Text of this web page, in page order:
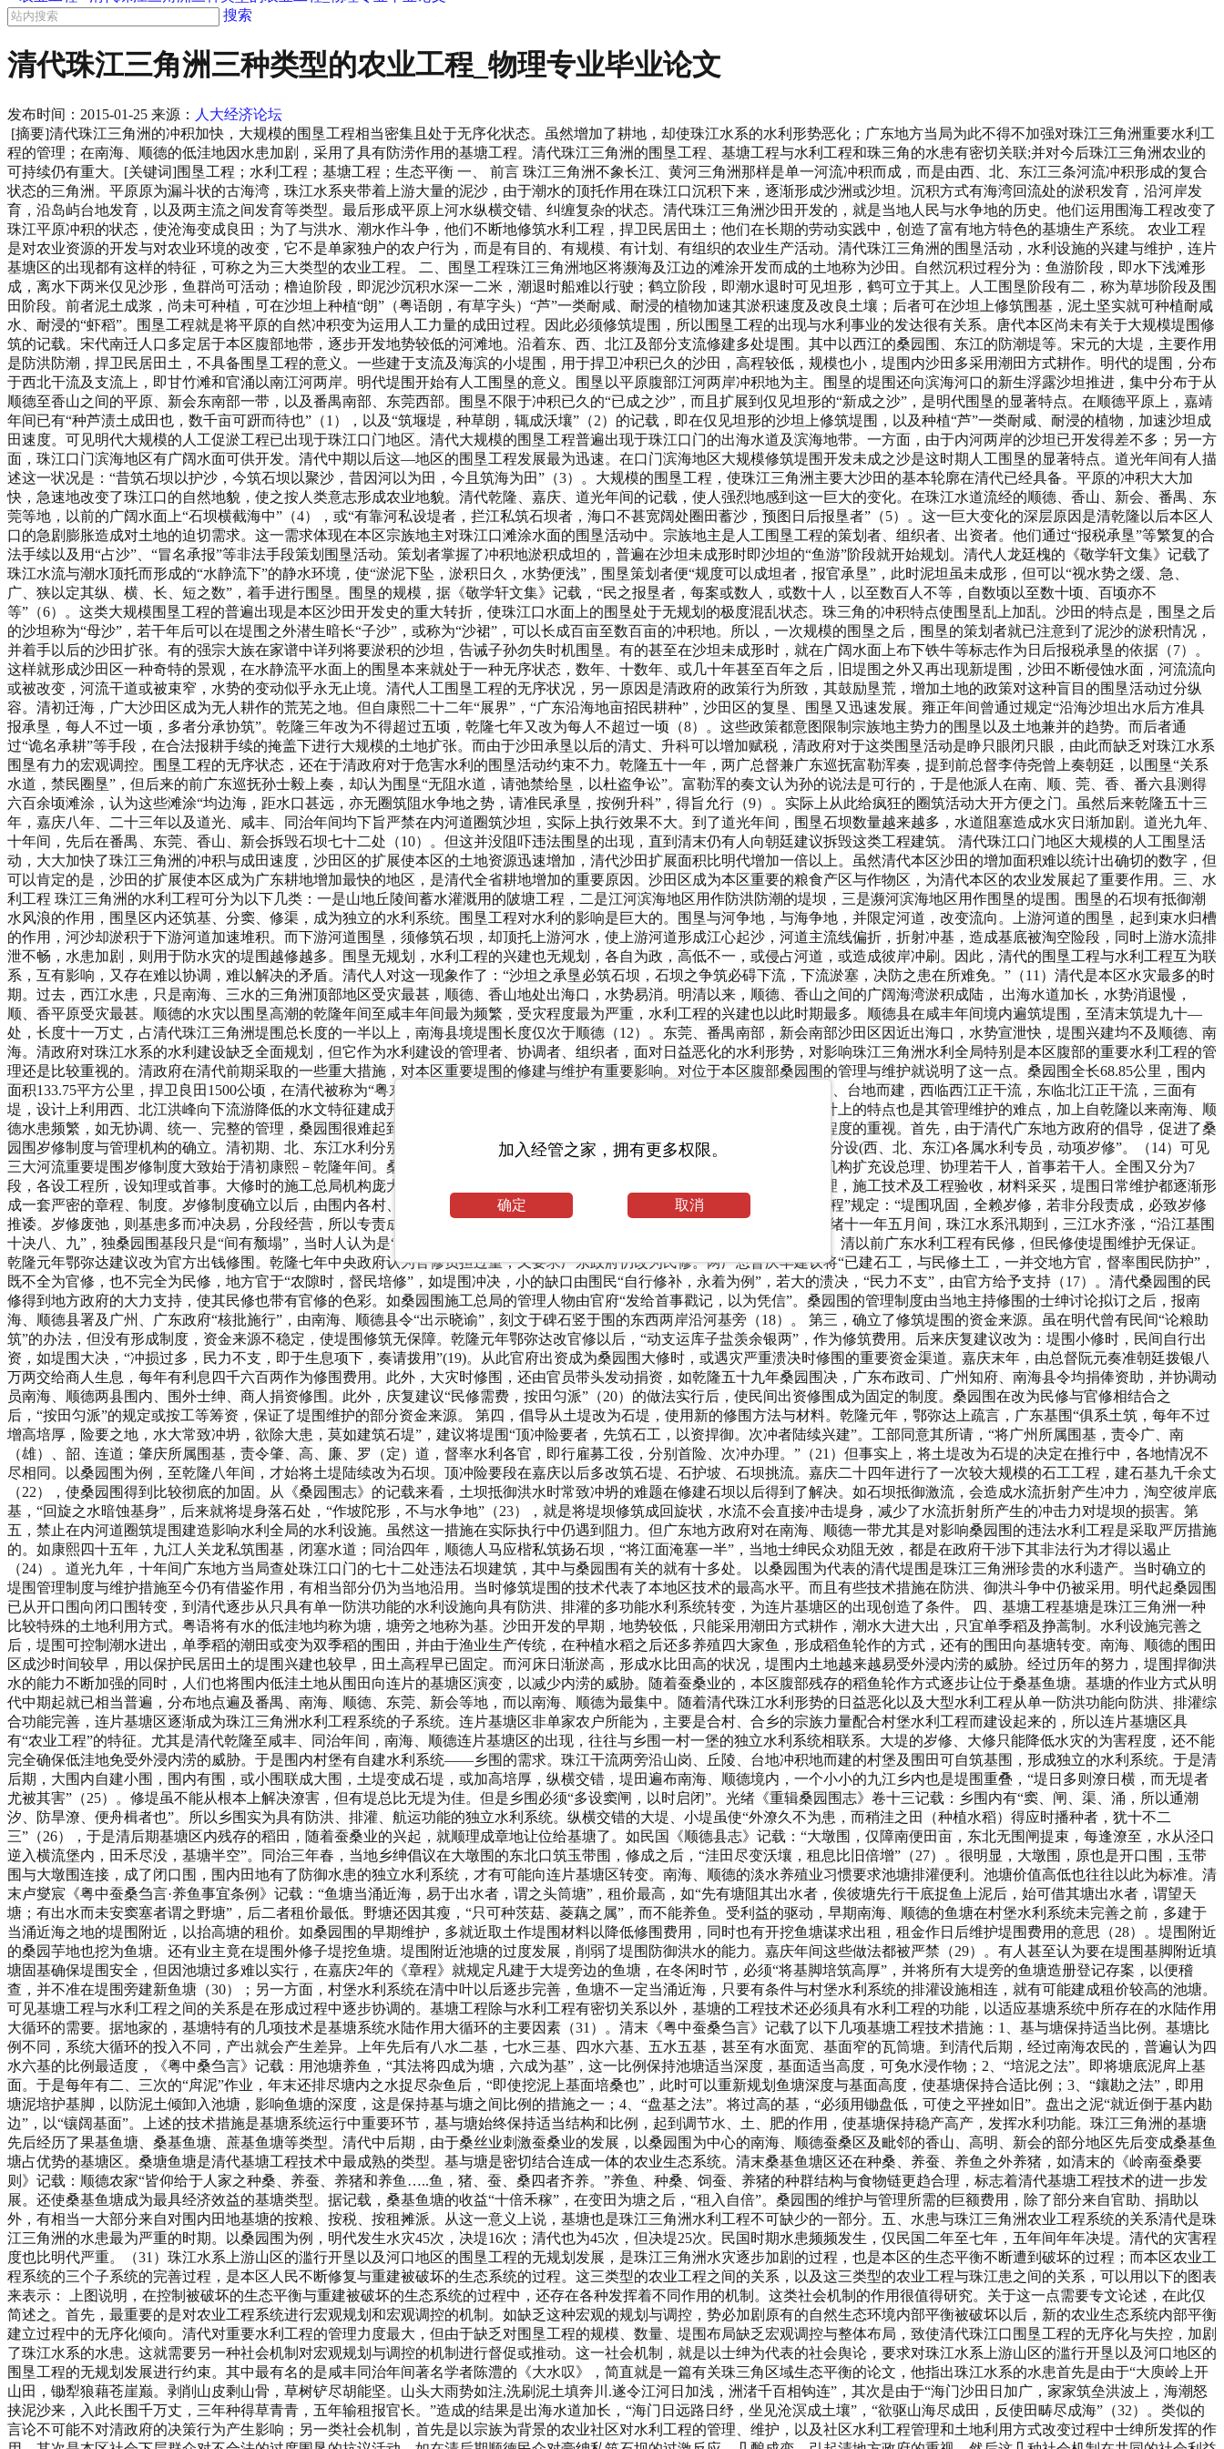
搜索
清代珠江三角洲三种类型的农业工程_物理专业毕业论文
发布时间： 2015-01-25 来源： 人大经济论坛
[摘要]清代珠江三角洲的冲积加快，大规模的围垦工程相当密集且处于无序化状态。虽然增加了耕地，却使珠江水系的水利形势恶化；广东地方当局为此不得不加强对珠江三角洲重要水利工程的管理；在南海、顺德的低洼地因水患加剧，采用了具有防涝作用的基塘工程。清代珠江三角洲的围垦工程、基塘工程与水利工程和珠三角的水患有密切关联;并对今后珠江三角洲农业的可持续仍有重大。[关键词]围垦工程；水利工程；基塘工程；生态平衡 一、 前言 珠江三角洲不象长江、黄河三角洲那样是单一河流冲积而成，而是由西、北、东江三条河流冲积形成的复合状态的三角洲。平原原为漏斗状的古海湾，珠江水系夹带着上游大量的泥沙，由于潮水的顶托作用在珠江口沉积下来，逐渐形成沙洲或沙坦。沉积方式有海湾回流处的淤积发育，沿河岸发育，沿岛屿台地发育，以及两主流之间发育等类型。最后形成平原上河水纵横交错、纠缠复杂的状态。清代珠江三角洲沙田开发的，就是当地人民与水争地的历史。他们运用围海工程改变了珠江平原冲积的状态，使沧海变成良田；为了与洪水、潮水作斗争，他们不断地修筑水利工程，捍卫民居田土；他们在长期的劳动实践中，创造了富有地方特色的基塘生产系统。 农业工程是对农业资源的开发与对农业环境的改变，它不是单家独户的农户行为，而是有目的、有规模、有计划、有组织的农业生产活动。清代珠江三角洲的围垦活动，水利设施的兴建与维护，连片基塘区的出现都有这样的特征，可称之为三大类型的农业工程。 二、围垦工程珠江三角洲地区将濒海及江边的滩涂开发而成的土地称为沙田。自然沉积过程分为：鱼游阶段，即水下浅滩形成，离水下两米仅见沙形，鱼群尚可活动；橹迫阶段，即泥沙沉积水深一二米，潮退时船难以行驶；鹤立阶段，即潮水退时可见坦形，鹤可立于其上。人工围垦阶段有二，称为草埗阶段及围田阶段。前者泥土成浆，尚未可种植，可在沙坦上种植“朗”（粤语朗，有草字头）“芦”一类耐咸、耐浸的植物加速其淤积速度及改良土壤；后者可在沙坦上修筑围基，泥土坚实就可种植耐咸水、耐浸的“虾稻”。围垦工程就是将平原的自然冲积变为运用人工力量的成田过程。因此必须修筑堤围，所以围垦工程的出现与水利事业的发达很有关系。唐代本区尚未有关于大规模堤围修筑的记载。宋代南迁人口多定居于本区腹部地带，逐步开发地势较低的河滩地。沿着东、西、北江及部分支流修建多处堤围。其中以西江的桑园围、东江的防潮堤等。宋元的大堤，主要作用是防洪防潮，捍卫民居田土，不具备围垦工程的意义。一些建于支流及海滨的小堤围，用于捍卫冲积已久的沙田，高程较低，规模也小，堤围内沙田多采用潮田方式耕作。明代的堤围，分布于西北干流及支流上，即甘竹滩和官涌以南江河两岸。明代堤围开始有人工围垦的意义。围垦以平原腹部江河两岸冲积地为主。围垦的堤围还向滨海河口的新生浮露沙坦推进，集中分布于从顺德至香山之间的平原、新会东南部一带，以及番禺南部、东莞西部。围垦不限于冲积已久的“已成之沙”，而且扩展到仅见坦形的“新成之沙”，是明代围垦的显著特点。在顺德平原上，嘉靖年间已有“种芦渍土成田也，数千亩可趼而待也”（1），以及“筑堰堤，种草朗，辄成沃壤”（2）的记载，即在仅见坦形的沙坦上修筑堤围，以及种植“芦”一类耐咸、耐浸的植物，加速沙坦成田速度。可见明代大规模的人工促淤工程已出现于珠江口门地区。清代大规模的围垦工程普遍出现于珠江口门的出海水道及滨海地带。一方面，由于内河两岸的沙坦已开发得差不多；另一方面，珠江口门滨海地区有广阔水面可供开发。清代中期以后这—地区的围垦工程发展最为迅速。在口门滨海地区大规模修筑堤围开发未成之沙是这时期人工围垦的显著特点。道光年间有人描述这一状况是：“昔筑石坝以护沙，今筑石坝以聚沙，昔因河以为田，今且筑海为田”（3）。大规模的围垦工程，使珠江三角洲主要大沙田的基本轮廓在清代已经具备。平原的冲积大大加快，急速地改变了珠江口的自然地貌，使之按人类意志形成农业地貌。清代乾隆、嘉庆、道光年间的记载，使人强烈地感到这一巨大的变化。在珠江水道流经的顺德、香山、新会、番禺、东莞等地，以前的广阔水面上“石坝横截海中”（4），或“有靠河私设堤者，拦江私筑石坝者，海口不甚宽阔处圈田蓄沙，预图日后报垦者”（5）。这一巨大变化的深层原因是清乾隆以后本区人口的急剧膨胀造成对土地的迫切需求。这一需求体现在本区宗族地主对珠江口滩涂水面的围垦活动中。宗族地主是人工围垦工程的策划者、组织者、出资者。他们通过“报税承垦”等繁复的合法手续以及用“占沙”、“冒名承报”等非法手段策划围垦活动。策划者掌握了冲积地淤积成坦的，普遍在沙坦未成形时即沙坦的“鱼游”阶段就开始规划。清代人龙廷槐的《敬学轩文集》记载了珠江水流与潮水顶托而形成的“水静流下”的静水环境，使“淤泥下坠，淤积日久，水势便浅”，围垦策划者便“规度可以成坦者，报官承垦”，此时泥坦虽未成形，但可以“视水势之缓、急、广、狭以定其纵、横、长、短之数”，着手进行围垦。围垦的规模，据《敬学轩文集》记载，“民之报垦者，每案或数人，或数十人，以至数百人不等，自数顷以至数十顷、百顷亦不等”（6）。这类大规模围垦工程的普遍出现是本区沙田开发史的重大转折，使珠江口水面上的围垦处于无规划的极度混乱状态。珠三角的冲积特点使围垦乱上加乱。沙田的特点是，围垦之后的沙坦称为“母沙”，若干年后可以在堤围之外潜生暗长“子沙”，或称为“沙裙”，可以长成百亩至数百亩的冲积地。所以，一次规模的围垦之后，围垦的策划者就已注意到了泥沙的淤积情况，并着手以后的沙田扩张。有的强宗大族在家谱中详列将要淤积的沙坦，告诫子孙勿失时机围垦。有的甚至在沙坦未成形时，就在广阔水面上布下铁牛等标志作为日后报税承垦的依据（7）。这样就形成沙田区一种奇特的景观，在水静流平水面上的围垦本来就处于一种无序状态，数年、十数年、或几十年甚至百年之后，旧堤围之外又再出现新堤围，沙田不断侵蚀水面，河流流向或被改变，河流干道或被束窄，水势的变动似乎永无止境。清代人工围垦工程的无序状况，另一原因是清政府的政策行为所致，其鼓励垦荒，增加土地的政策对这种盲目的围垦活动过分纵容。清初迁海，广大沙田区成为无人耕作的荒芜之地。但自康熙二十二年“展界”，“广东沿海地亩招民耕种”，沙田区的复垦、围垦又迅速发展。雍正年间曾通过规定“沿海沙坦出水后方准具报承垦，每人不过一顷，多者分承协筑”。乾隆三年改为不得超过五顷，乾隆七年又改为每人不超过一顷（8）。这些政策都意图限制宗族地主势力的围垦以及土地兼并的趋势。而后者通过“诡名承耕”等手段，在合法报耕手续的掩盖下进行大规模的土地扩张。而由于沙田承垦以后的清丈、升科可以增加赋税，清政府对于这类围垦活动是睁只眼闭只眼，由此而缺乏对珠江水系围垦有力的宏观调控。围垦工程的无序状态，还在于清政府对于危害水利的围垦活动约束不力。乾隆五十一年，两广总督兼广东巡抚富勒浑奏，提到前总督李侍尧曾上奏朝廷，以围垦“关系水道，禁民圈垦”，但后来的前广东巡抚孙士毅上奏，却认为围垦“无阻水道，请弛禁给垦，以杜盗争讼”。富勒浑的奏文认为孙的说法是可行的，于是他派人在南、顺、莞、香、番六县测得六百余顷滩涂，认为这些滩涂“均边海，距水口甚远，亦无圈筑阻水争地之势，请准民承垦，按例升科”，得旨允行（9）。实际上从此给疯狂的圈筑活动大开方便之门。虽然后来乾隆五十三年，嘉庆八年、二十三年以及道光、咸丰、同治年间均下旨严禁在内河道圈筑沙坦，实际上执行效果不大。到了道光年间，围垦石坝数量越来越多，水道阻塞造成水灾日渐加剧。道光九年、十年间，先后在番禺、东莞、香山、新会拆毁石坝七十二处（10）。但这并没阻吓违法围垦的出现，直到清末仍有人向朝廷建议拆毁这类工程建筑。 清代珠江口门地区大规模的人工围垦活动，大大加快了珠江三角洲的冲积与成田速度，沙田区的扩展使本区的土地资源迅速增加，清代沙田扩展面积比明代增加一倍以上。虽然清代本区沙田的增加面积难以统计出确切的数字，但可以肯定的是，沙田的扩展使本区成为广东耕地增加最快的地区，是清代全省耕地增加的重要原因。沙田区成为本区重要的粮食产区与作物区，为清代本区的农业发展起了重要作用。三、水利工程 珠江三角洲的水利工程可分为以下几类：一是山地丘陵间蓄水灌溉用的陂塘工程，二是江河滨海地区用作防洪防潮的堤坝，三是濒河滨海地区用作围垦的堤围。围垦的石坝有抵御潮水风浪的作用，围垦区内还筑基、分窦、修渠，成为独立的水利系统。围垦工程对水利的影响是巨大的。围垦与河争地，与海争地，并限定河道，改变流向。上游河道的围垦，起到束水归槽的作用，河沙却淤积于下游河道加速堆积。而下游河道围垦，须修筑石坝，却顶托上游河水，使上游河道形成江心起沙，河道主流线偏折，折射冲基，造成基底被淘空险段，同时上游水流排泄不畅，水患加剧，则用于防水灾的堤围越修越多。围垦无规划，水利工程的兴建也无规划，各自为政，高低不一，或侵占河道，或造成彼岸冲刷。因此，清代的围垦工程与水利工程互为联系，互有影响，又存在难以协调，难以解决的矛盾。清代人对这一现象作了：“沙坦之承垦必筑石坝，石坝之争筑必碍下流，下流淤塞，决防之患在所难免。”（11）清代是本区水灾最多的时期。过去，西江水患，只是南海、三水的三角洲顶部地区受灾最甚，顺德、香山地处出海口，水势易消。明清以来，顺德、香山之间的广阔海湾淤积成陆， 出海水道加长，水势消退慢，顺、香平原受灾最甚。顺德的水灾以围垦高潮的乾隆年间至咸丰年间最为频繁，受灾程度最为严重，水利工程的兴建也以此时期最多。顺德县在咸丰年间境内遍筑堤围，至清末筑堤九十—处，长度十一万丈，占清代珠江三角洲堤围总长度的一半以上，南海县境堤围长度仅次于顺德（12）。东莞、番禺南部，新会南部沙田区因近出海口，水势宣泄快，堤围兴建均不及顺德、南海。清政府对珠江水系的水利建设缺乏全面规划，但它作为水利建设的管理者、协调者、组织者，面对日益恶化的水利形势，对影响珠江三角洲水利全局特别是本区腹部的重要水利工程的管理还是比较重视的。清政府在清代前期采取的一些重大措施，对本区重要堤围的修建与维护有重要影响。对位于本区腹部桑园围的管理与维护就说明了这一点。桑园围全长68.85公里，围内面积133.75平方公里，捍卫良田1500公顷，在清代被称为“粤东粮命最大之区”（13），是本区桑基鱼塘集中地。堤围依山岗、丘陵、台地而建，西临西江正干流，东临北江正干流，三面有堤，设计上利用西、北江洪峰向下流游降低的水文特征建成开口围。其经济地位重要，而行政上横跨南海、顺德两县，以及其设计上的特点也是其管理维护的难点，加上自乾隆以来南海、顺德水患频繁，如无协调、统一、完整的管理，桑园围很难起到应有的防洪作用，所以此围的管理维护引起清代广东地方政府一定程度的重视。首先，由于清代广东地方政府的倡导，促进了桑园围岁修制度与管理机构的确立。清初期、北、东江水利分别由沿江州府专设官员管理。乾隆元年两广总督鄂弥达上疏言：“前经分设(西、北、东江)各属水利专员，动项岁修”。（14）可见三大河流重要堤围岁修制度大致始于清初康熙－乾隆年间。桑园围各基段自有基主，平时各堡、各甲自行维修。大修时施工总局机构扩充设总理、协理若干人，首事若干人。全围又分为7段，各设工程所，设知理或首事。大修时的施工总局机构庞大，组织严密，对工程规划、资金筹措与各基段管理，施工组织与管理，施工技术及工程验收，材料采买，堤围日常维护都逐渐形成一套严密的章程、制度。岁修制度确立以后，由围内各村、各堡落实堤围维护的分段负责制。道光十四年由广州知府核定的“章程”规定：“堤围巩固，全赖岁修，若非分段责成，必致岁修推诿。岁修废弛，则基患多而冲决易，分段经营，所以专责成而勤岁修”（15）。岁修制度的确立是桑园围安全的重要前提。如光绪十一年五月间，珠江水系汛期到，三江水齐涨，“沿江基围十决八、九”，独桑园围基段只是“间有颓塌”，当时人认为是“藉岁修之功”（16）。第二，确立了堤围的官修与民修相结合的制度。清以前广东水利工程有民修，但民修使堤围维护无保证。乾隆元年鄂弥达建议改为官方出钱修围。乾隆七年中央政府认为官修负担过重，又要求广东政府仍改为民修。两广总督庆丰建议将“已建石工，与民修土工，一并交地方官，督率围民防护”，既不全为官修，也不完全为民修，地方官于“农隙时，督民培修”，如堤围冲决，小的缺口由围民“自行修补，永着为例”，若大的溃决，“民力不支”，由官方给予支持（17）。清代桑园围的民修得到地方政府的大力支持，使其民修也带有官修的色彩。如桑园围施工总局的管理人物由官府“发给首事戳记，以为凭信”。桑园围的管理制度由当地主持修围的士绅讨论拟订之后，报南海、顺德县署及广州、广东政府“核批施行”，由南海、顺德县令“出示晓谕”，刻文于碑石竖于围的东西两岸沿河基旁（18）。 第三，确立了修筑堤围的资金来源。虽在明代曾有民间“论粮助筑”的办法，但没有形成制度，资金来源不稳定，使堤围修筑无保障。乾隆元年鄂弥达改官修以后，“动支运库子盐羡余银两”，作为修筑费用。后来庆复建议改为：堤围小修时，民间自行出资，如堤围大决，“冲损过多，民力不支，即于生息项下，奏请拨用”(19)。从此官府出资成为桑园围大修时，或遇灾严重溃决时修围的重要资金渠道。嘉庆末年，由总督阮元奏准朝廷拨银八万两交给商人生息，每年有利息四千六百两作为修围费用。此外，大灾时修围，还由官员带头发动捐资，如乾隆五十九年桑园围决，广东布政司、广州知府、南海县令均捐俸资助，并协调动员南海、顺德两县围内、围外士绅、商人捐资修围。此外，庆复建议“民修需费，按田匀派”（20）的做法实行后，使民间出资修围成为固定的制度。桑园围在改为民修与官修相结合之后，“按田匀派”的规定或按工等筹资，保证了堤围维护的部分资金来源。 第四，倡导从土堤改为石堤，使用新的修围方法与材料。乾隆元年，鄂弥达上疏言，广东基围“俱系土筑，每年不过增高培厚，险要之地，水大常致冲坍，欲除大患，莫如建筑石堤”，建议将堤围“顶冲险要者，先筑石工，以资捍御。次冲者陆续兴建”。工部同意其所请，“将广州所属围基，责令广、南（雄）、韶、连道；肇庆所属围基，责令肇、高、廉、罗（定）道，督率水利各官，即行雇募工役，分别首险、次冲办理。”（21）但事实上，将土堤改为石堤的决定在推行中，各地情况不尽相同。以桑园围为例，至乾隆八年间，才始将土堤陆续改为石坝。顶冲险要段在嘉庆以后多改筑石堤、石护坡、石坝挑流。嘉庆二十四年进行了一次较大规模的石工工程，建石基九千余丈（22），使桑园围得到比较彻底的加固。从《桑园围志》的记载来看，土坝抵御洪水时常致冲坍的难题在修建石坝以后得到了解决。如石坝抵御激流，会造成水流折射产生冲力，淘空彼岸底基，“回旋之水暗蚀基身”，后来就将堤身落石处，“作坡陀形，不与水争地”（23），就是将堤坝修筑成回旋状，水流不会直接冲击堤身，减少了水流折射所产生的冲击力对堤坝的损害。第五，禁止在内河道圈筑堤围建造影响水利全局的水利设施。虽然这一措施在实际执行中仍遇到阻力。但广东地方政府对在南海、顺德一带尤其是对影响桑园围的违法水利工程是采取严厉措施的。如康熙四十五年，九江人关龙私筑围基，闭塞水道；同治四年，顺德人马应楷私筑扬石坝，“将江面淹塞一半”，当地士绅民众劝阻无效，都是在政府干涉下其非法行为才得以遏止（24）。道光九年，十年间广东地方当局查处珠江口门的七十二处违法石坝建筑，其中与桑园围有关的就有十多处。 以桑园围为代表的清代堤围是珠江三角洲珍贵的水利遗产。当时确立的堤围管理制度与维护措施至今仍有借鉴作用，有相当部分仍为当地沿用。当时修筑堤围的技术代表了本地区技术的最高水平。而且有些技术措施在防洪、御洪斗争中仍被采用。明代起桑园围已从开口围向闭口围转变，到清代逐步从只具有单一防洪功能的水利设施向具有防洪、排灌的多功能水利系统转变，为连片基塘区的出现创造了条件。 四、基塘工程基塘是珠江三角洲一种比较特殊的土地利用方式。粤语将有水的低洼地均称为塘，塘旁之地称为基。沙田开发的早期，地势较低，只能采用潮田方式耕作，潮水大进大出，只宜单季稻及挣蒿制。水利设施完善之后，堤围可控制潮水进出，单季稻的潮田或变为双季稻的围田，并由于渔业生产传统，在种植水稻之后还多养殖四大家鱼，形成稻鱼轮作的方式，还有的围田向基塘转变。南海、顺德的围田区成沙时间较早，用以保护民居田土的堤围兴建也较早，田土高程早已固定。而河床日渐淤高，形成水比田高的状况，堤围内土地越来越易受外浸内涝的威胁。经过历年的努力，堤围捍御洪水的能力不断加强的同时，人们也将围内低洼土地从围田向连片的基塘区演变，以减少内涝的威胁。随着蚕桑业的，本区腹部残存的稻鱼轮作方式逐步让位于桑基鱼塘。基塘的作业方式从明代中期起就已相当普遍，分布地点遍及番禺、南海、顺德、东莞、新会等地，而以南海、顺德为最集中。随着清代珠江水利形势的日益恶化以及大型水利工程从单一防洪功能向防洪、排灌综合功能完善，连片基塘区逐渐成为珠江三角洲水利工程系统的子系统。连片基塘区非单家农户所能为，主要是合村、合乡的宗族力量配合村堡水利工程而建设起来的，所以连片基塘区具有“农业工程”的特征。尤其是清代乾隆至咸丰、同治年间，南海、顺德连片基塘区的出现，往往与乡围一村一堡的独立水利系统相联系。大堤的岁修、大修只能降低水灾的为害程度，还不能完全确保低洼地免受外浸内涝的威胁。于是围内村堡有自建水利系统——乡围的需求。珠江干流两旁沿山岗、丘陵、台地冲积地而建的村堡及围田可自筑基围，形成独立的水利系统。于是清后期，大围内自建小围，围内有围，或小围联成大围，土堤变成石堤，或加高培厚，纵横交错，堤田遍布南海、顺德境内，一个小小的九江乡内也是堤围重叠，“堤日多则潦日横，而无堤者尤被其害”（25）。修堤虽不能从根本上解决潦害，但有堤总比无堤为佳。但是乡围必须“多设窦闸，以时启闭”。光绪《重辑桑园围志》卷十三记载：乡围内有“窦、闸、渠、涌，所以通潮汐、防旱潦、便舟楫者也”。所以乡围实为具有防洪、排灌、航运功能的独立水利系统。纵横交错的大堤、小堤虽使“外潦久不为患，而稍洼之田（种植水稻）得应时播种者，犹十不二三”（26），于是清后期基塘区内残存的稻田，随着蚕桑业的兴起，就顺理成章地让位给基塘了。如民国《顺德县志》记载：“大墩围，仅障南便田亩，东北无围闸提束，每逢潦至，水从泾口逆入横流堡内，田禾尽没，基塘半空”。同治三年春，当地乡绅倡议在大墩围的东北口筑玉带围，修成之后，“洼田尽变沃壤，租息比旧倍增”（27）。很明显，大墩围，原也是开口围，玉带围与大墩围连接，成了闭口围，围内田地有了防御水患的独立水利系统，才有可能向连片基塘区转变。南海、顺德的淡水养殖业习惯要求池塘排灌便利。池塘价值高低也往往以此为标准。清末卢燮宸《粤中蚕桑刍言·养鱼事宜条例》记载：“鱼塘当涌近海，易于出水者，谓之头筒塘”，租价最高，如“先有塘阻其出水者，俟彼塘先行干底捉鱼上泥后，始可借其塘出水者，谓望天塘；有出水而未安窦塞者谓之野塘”，后二者租价最低。野塘还因其瘦，“只可种茨菇、菱藕之属”，而不能养鱼。受利益的驱动，早期南海、顺德的鱼塘在村堡水利系统未完善之前，多建于当涌近海之地的堤围附近，以抬高塘的租价。如桑园围的早期维护，多就近取土作堤围材料以降低修围费用，同时也有开挖鱼塘谋求出租，租金作日后维护堤围费用的意思（28）。堤围附近的桑园芋地也挖为鱼塘。还有业主竟在堤围外修子堤挖鱼塘。堤围附近池塘的过度发展，削弱了堤围防御洪水的能力。嘉庆年间这些做法都被严禁（29）。有人甚至认为要在堤围基脚附近填塘固基确保堤围安全，但因池塘过多难以实行，在嘉庆2年的《章程》就规定凡建于大堤旁边的鱼塘，在冬闲时节，必须“将基脚培筑高厚”，并将所有大堤旁的鱼塘造册登记存案，以便稽查，并不准在堤围旁建新鱼塘（30）；另一方面，村堡水利系统在清中叶以后逐步完善，鱼塘不一定当涌近海，只要有条件与村堡水利系统的排灌设施相连，就有可能建成租价较高的池塘。可见基塘工程与水利工程之间的关系是在形成过程中逐步协调的。基塘工程除与水利工程有密切关系以外，基塘的工程技术还必须具有水利工程的功能，以适应基塘系统中所存在的水陆作用大循环的需要。据地家的，基塘特有的几项技术是基塘系统水陆作用大循环的主要因素（31）。清末《粤中蚕桑刍言》记载了以下几项基塘工程技术措施：1、基与塘保持适当比例。基塘比例不同，系统大循环的投入不同，产出就会产生差异。上年先后有八水二基，七水三基、四水六基、五水五基，甚至有水面宽、基面窄的瓦筒塘。到清代后期，经过南海农民的，普遍认为四水六基的比例最适度，《粤中桑刍言》记载：用池塘养鱼，“其法将四成为塘，六成为基”，这一比例保持池塘适当深度，基面适当高度，可免水浸作物；2、“培泥之法”。即将塘底泥戽上基面。于是每年有二、三次的“戽泥”作业，年末还排尽塘内之水捉尽杂鱼后，“即使挖泥上基面培桑也”，此时可以重新规划鱼塘深度与基面高度，使基塘保持合适比例；3、“鑲勘之法”，即用塘泥培护基脚，以防泥土倾卸入池塘，影响鱼塘的深度，这是保持基与塘之间比例的措施之一；4、“盘基之法”。将过高的基，“必须用锄盘低，可使之平挫如旧”。盘出之泥“就近倒于基内勘边”，以“镶阔基面”。上述的技术措施是基塘系统运行中重要环节，基与塘始终保持适当结构和比例，起到调节水、土、肥的作用，使基塘保持稳产高产，发挥水利功能。珠江三角洲的基塘先后经历了果基鱼塘、桑基鱼塘、蔗基鱼塘等类型。清代中后期，由于桑丝业刺激蚕桑业的发展，以桑园围为中心的南海、顺德蚕桑区及毗邻的香山、高明、新会的部分地区先后变成桑基鱼塘占优势的基塘区。桑塘鱼塘是清代基塘工程技术中最成熟的类型。基与塘是密切结合连成一体的农业生态系统。清末桑基鱼塘区还在种桑、养蚕、养鱼之外养猪，如清末的《岭南蚕桑要则》记载：顺德农家“皆仰给于人家之种桑、养蚕、养猪和养鱼…..鱼，猪、蚕、桑四者齐养。”养鱼、种桑、饲蚕、养猪的种群结构与食物链更趋合理，标志着清代基塘工程技术的进一步发展。还使桑基鱼塘成为最具经济效益的基塘类型。据记载，桑基鱼塘的收益“十倍禾稼”，在变田为塘之后，“租入自倍”。桑园围的维护与管理所需的巨额费用，除了部分来自官助、捐助以外，有相当一大部分来自对围内田地基塘的按粮、按税、按租摊派。从这一意义上说，基塘也是珠江三角洲水利工程不可缺少的一部分。五、水患与珠江三角洲农业工程系统的关系清代是珠江三角洲的水患最为严重的时期。以桑园围为例，明代发生水灾45次，决堤16次；清代也为45次，但决堤25次。民国时期水患频频发生，仅民国二年至七年，五年间年年决堤。清代的灾害程度也比明代严重。（31）珠江水系上游山区的滥行开垦以及河口地区的围垦工程的无规划发展，是珠江三角洲水灾逐步加剧的过程，也是本区的生态平衡不断遭到破坏的过程；而本区农业工程系统的三个子系统的完善过程，是本区人民不断修复与重建被破坏的生态系统的过程。这三类型的农业工程之间的关系，以及这三类型的农业工程与珠江患之间的关系，可以用以下的图表来表示： 上图说明，在控制被破坏的生态平衡与重建被破坏的生态系统的过程中，还存在各种发挥着不同作用的机制。这类社会机制的作用很值得研究。关于这一点需要专文论述，在此仅简述之。首先，最重要的是对农业工程系统进行宏观规划和宏观调控的机制。如缺乏这种宏观的规划与调控，势必加剧原有的自然生态环境内部平衡被破坏以后，新的农业生态系统内部平衡建立过程中的无序化倾向。清代对重要水利工程的管理力度最大，但由于缺乏对围垦工程的规模、数量、堤围布局缺乏宏观调控与整体布局，致使清代珠江口围垦工程的无序化与失控，加剧了珠江水系的水患。这就需要另一种社会机制对宏观规划与调控的机制进行督促或推动。这一社会机制，就是以士绅为代表的社会舆论，要求对珠江水系上游山区的滥行开垦以及河口地区的围垦工程的无规划发展进行约束。其中最有名的是咸丰同治年间著名学者陈澧的《大水叹》，简直就是一篇有关珠三角区域生态平衡的论文，他指出珠江水系的水患首先是由于“大庾岭上开山田，锄犁狼藉苍崖巅。剥削山皮剩山骨，草树铲尽胡能坚。山头大雨势如注,洗刷泥土填奔川.遂令江河日加浅，洲渚千百相钩连”，其次是由于“海门沙田日加广，家家筑垒洪波上，海潮怒挟泥沙来，入此长围千万丈，三年种得草青青，五年输租报官长。”造成
加入经管之家，拥有更多权限。
确定 取消